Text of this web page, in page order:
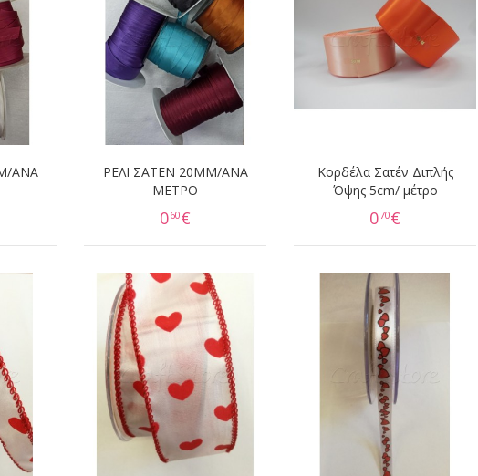
ΑΝΑ
ΡΕΛΙ ΣΑΤΕΝ 20ΜΜ/ΑΝΑ
ΜΕΤΡΟ
060€
Κορδέλα Σατέν Διπλής
Όψης 5cm/ μέτρο
070€